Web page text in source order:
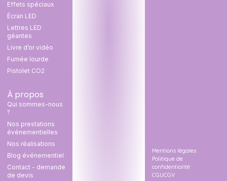
Effets spéciaux
Écran LED
Lettres LED
géantes
Livre d’or vidéo
Fumée lourde
Pistolet CO2
À propos
Qui sommes-nous
?
Nos prestations
événementielles
Nos réalisations
Blog événementiel
Contact - demande
de devis
Mentions légales
Politique de
confidentialité
CGUCGV